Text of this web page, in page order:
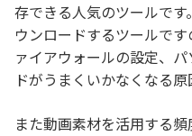
存できる人気のツールで
ウンロードするツールで
ァイアウォールの設定、
ドがうまくいかなくなる原
また動画素材を活用する頻